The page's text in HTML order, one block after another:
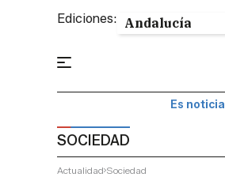
Ediciones:
Es noticia
SOCIEDAD
Actualidad Sociedad